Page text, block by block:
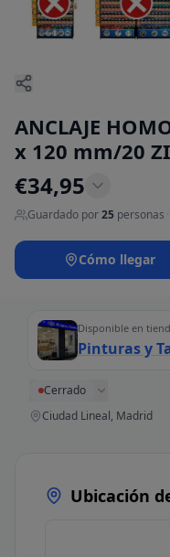
ANCLAJE
x 120 mm/20
€34,95
Guardado por25 personas
Cómo llegar
Disponible en
Pinturas y
Cerrado
Ciudad Lineal, Madrid
Ubicación